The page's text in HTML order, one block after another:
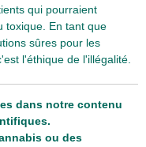
qui pourraient
toxique. En tant que
sûres pour les
l'éthique de l'illégalité.
dans notre contenu
ou des